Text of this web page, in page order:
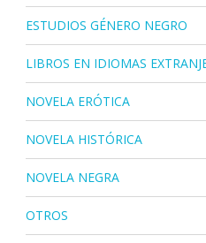
ESTUDIOS GÉNERO NEGRO
LIBROS EN IDIOMAS
NOVELA ERÓTICA
NOVELA HISTÓRICA
NOVELA NEGRA
OTROS